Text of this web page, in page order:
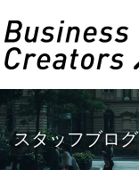
スタッフブログ